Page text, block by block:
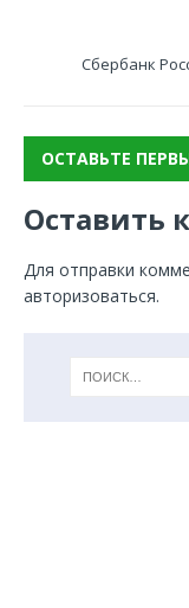
Сбербанк
ОСТАВЬТЕ
Оставить
Для отправки
авторизоваться.